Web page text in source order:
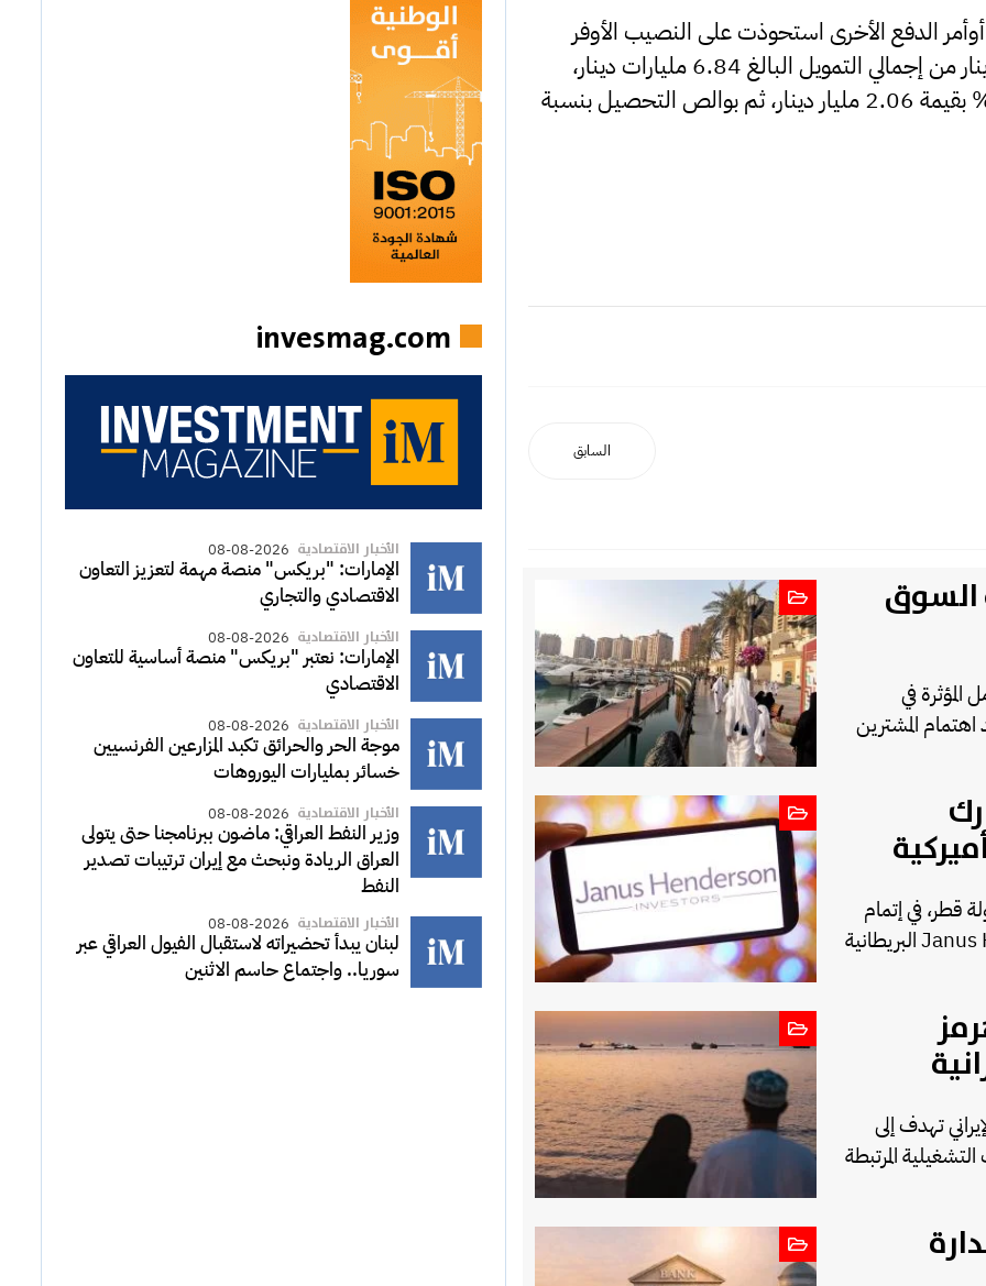
الدفع الأخرى استحوذت على النصيب الأوفر
بنسبة 69.6% وبقيمة 5.38 مليارات دينار من إجمالي التمويل البالغ 6.84 مليارات دينار،
تلاها الاعتمادات المستندية بنسبة 26.6% بقيمة 2.06 مليار دينار، ثم بوالص التحصيل بنسبة
السابق
السوق
في
المشترين
قطر، في إتمام
صفقة الاستحواذ على شركة Janus Henderson Group Ltd البريطانية
تهدف إلى
المرتبطة
invesmag.com
الأخبار الاقتصادية 08-08-2026
الإمارات: "بريكس" منصة مهمة لتعزيز التعاون
الاقتصادي والتجاري
الأخبار الاقتصادية 08-08-2026
الإمارات: نعتبر "بريكس" منصة أساسية للتعاون
الاقتصادي
الأخبار الاقتصادية 08-08-2026
موجة الحر والحرائق تكبد المزارعين الفرنسيين
خسائر بمليارات اليوروهات
الأخبار الاقتصادية 08-08-2026
وزير النفط العراقي: ماضون ببرنامجنا حتى يتولى
العراق الريادة ونبحث مع إيران ترتيبات تصدير
النفط
الأخبار الاقتصادية 08-08-2026
لبنان يبدأ تحضيراته لاستقبال الفيول العراقي عبر
سوريا.. واجتماع حاسم الاثنين